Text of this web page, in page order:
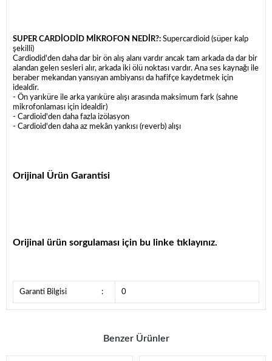
SUPER CARDİODİD MİKROFON NEDİR?: Supercardioid (süper kalp
şekilli)
Cardiodid'den daha dar bir ön alış alanı vardır ancak tam arkada da dar bir
alandan gelen sesleri alır, arkada iki ölü noktası vardır. Ana ses kaynağı ile
beraber mekandan yansıyan ambiyansı da hafifçe kaydetmek için
idealdir.
- Ön yarıküre ile arka yarıküre alışı arasında maksimum fark (sahne
mikrofonlaması için idealdir)
- Cardioid'den daha fazla izölasyon
- Cardioid'den daha az mekân yankısı (reverb) alışı
Orijinal Ürün Garantisi
Orijinal ürün sorgulaması için bu linke tıklayınız.
Garanti Bilgisi : 0
Benzer Ürünler